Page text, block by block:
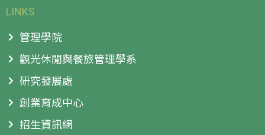
LINKS
管理學院
觀光休閒與餐旅管理學系
研究發展處
創業育成中心
招生資訊網